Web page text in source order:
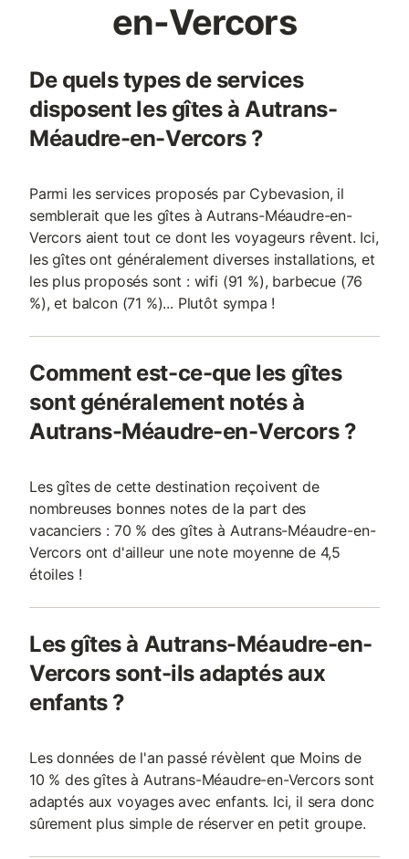
en-Vercors
De quels types de services
disposent les gîtes à Autrans-
Méaudre-en-Vercors ?
Parmi les services proposés par Cybevasion, il
semblerait que les gîtes à Autrans-Méaudre-en-
Vercors aient tout ce dont les voyageurs rêvent. Ici,
les gîtes ont généralement diverses installations, et
les plus proposés sont : wifi (91 %), barbecue (76
%), et balcon (71 %)... Plutôt sympa !
Comment est-ce-que les gîtes
sont généralement notés à
Autrans-Méaudre-en-Vercors ?
Les gîtes de cette destination reçoivent de
nombreuses bonnes notes de la part des
vacanciers : 70 % des gîtes à Autrans-Méaudre-en-
Vercors ont d'ailleur une note moyenne de 4,5
étoiles !
Les gîtes à Autrans-Méaudre-en-
Vercors sont-ils adaptés aux
enfants ?
Les données de l'an passé révèlent que Moins de
10 % des gîtes à Autrans-Méaudre-en-Vercors sont
adaptés aux voyages avec enfants. Ici, il sera donc
sûrement plus simple de réserver en petit groupe.